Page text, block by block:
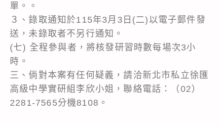
單。。
３、錄取通知於115年3月3日(二)以電子郵件發
送，未錄取者不另行通知。
(七) 全程參與者，將核發研習時數每場次3小
時。
三、倘對本案有任何疑義，請洽新北市私立徐匯
高級中學實研組李欣小姐，聯絡電話：（02）
2281-7565分機8108。